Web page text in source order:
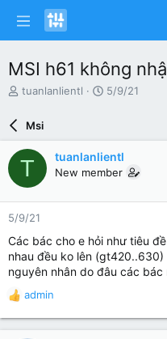
MSI h61 không
N
ư
ờ
i
k
h
ở
i
t
o
tuanlanlientl
N
ử
i
5/9/21
Msi
T tuanlanlientl
New member
5/9/21
Các bác cho e hỏi như tiêu
nhau đều ko lên
nguyên nhân do đâu các bác
R
e
a
admin